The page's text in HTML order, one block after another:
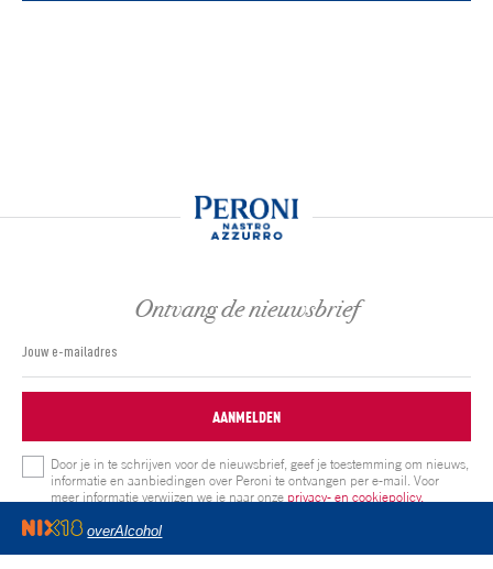
Ontvang de nieuwsbrief
AANMELDEN
Door je in te schrijven voor de nieuwsbrief, geef je toestemming om nieuws,
informatie en aanbiedingen over Peroni te ontvangen per e-mail. Voor
meer informatie verwijzen we je naar onze privacy- en cookiepolicy.
overAlcohol